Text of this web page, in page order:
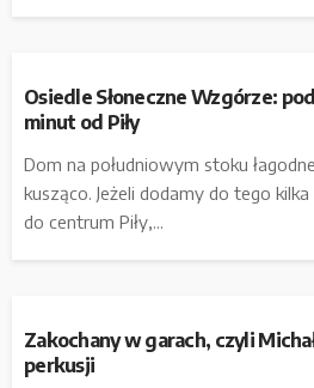
Osiedle Słoneczne Wzgórze:
minut od Piły
Dom na południowym stoku
kusząco. Jeżeli dodamy do tego
do centrum Piły,...
Zakochany w garach, czyli
perkusji